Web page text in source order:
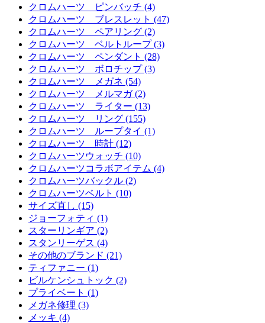
クロムハーツ ピンバッチ (4)
クロムハーツ ブレスレット (47)
クロムハーツ ペアリング (2)
クロムハーツ ベルトループ (3)
クロムハーツ ペンダント (28)
クロムハーツ ボロチップ (3)
クロムハーツ メガネ (54)
クロムハーツ メルマガ (2)
クロムハーツ ライター (13)
クロムハーツ リング (155)
クロムハーツ ループタイ (1)
クロムハーツ 時計 (12)
クロムハーツウォッチ (10)
クロムハーツコラボアイテム (4)
クロムハーツバックル (2)
クロムハーツベルト (10)
サイズ直し (15)
ジョーフォティ (1)
スターリンギア (2)
スタンリーゲス (4)
その他のブランド (21)
ティファニー (1)
ビルケンシュトック (2)
プライベート (1)
メガネ修理 (3)
メッキ (4)